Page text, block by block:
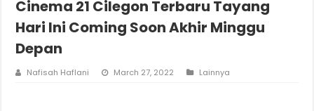
Cinema 21 Cilegon Terbaru Tayang
Hari Ini Coming Soon Akhir Minggu
Depan
Nafisah Haflani March 27, 2022 Lainnya